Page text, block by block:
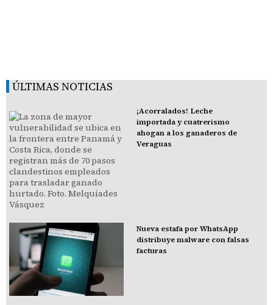
ÚLTIMAS NOTICIAS
¡Acorralados! Leche
importada y cuatrerismo
ahogan a los ganaderos de
Veraguas
Nueva estafa por WhatsApp
distribuye malware con falsas
facturas